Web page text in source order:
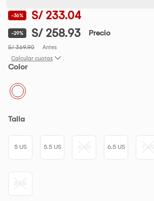
-36% S/ 233.04
-29% S/ 258.93 Precio
S/ 369.90
Antes
Calcular cuotas
Color
Talla
5 US 5.5 US 6 US 6.5 US 7 US
8 US